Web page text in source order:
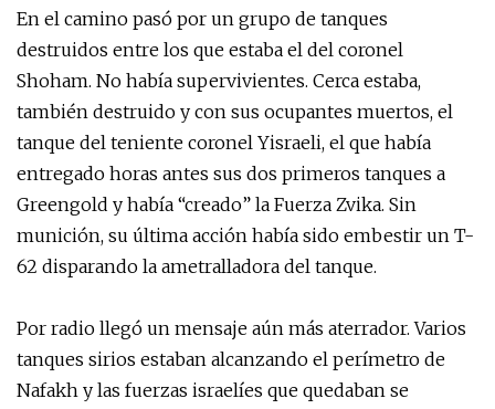
En el camino pasó por un grupo de tanques
destruidos entre los que estaba el del coronel
Shoham. No había supervivientes. Cerca estaba,
también destruido y con sus ocupantes muertos, el
tanque del teniente coronel Yisraeli, el que había
entregado horas antes sus dos primeros tanques a
Greengold y había “creado” la Fuerza Zvika. Sin
munición, su última acción había sido embestir un T-
62 disparando la ametralladora del tanque.
Por radio llegó un mensaje aún más aterrador. Varios
tanques sirios estaban alcanzando el perímetro de
Nafakh y las fuerzas israelíes que quedaban se